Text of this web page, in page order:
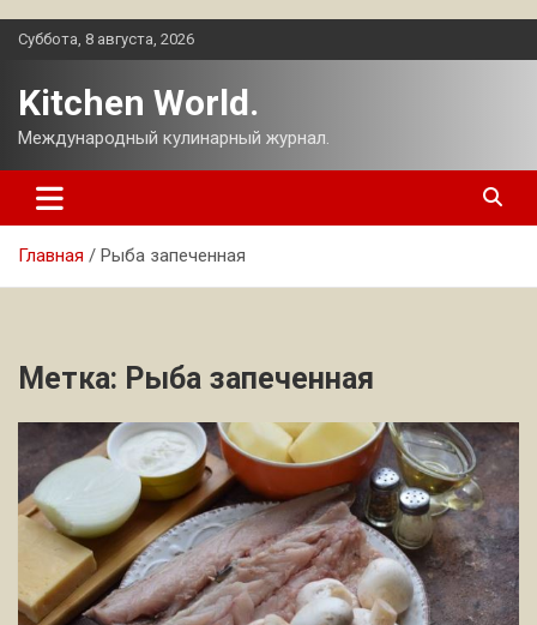
Перейти
Суббота, 8 августа, 2026
Kitchen World.
Международный кулинарный журнал.
Главная Рыба запеченная
Метка: Рыба запеченная